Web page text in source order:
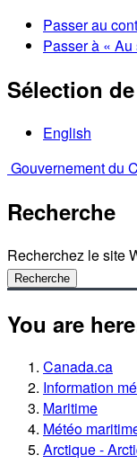
Passer au
Passer à «
Sélection
English
Gouvernement du
Recherche
Recherchez le site
Recherche
You are
Canada.ca
Information
Maritime
Météo
Arctique -